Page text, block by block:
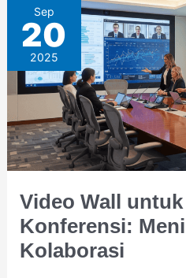
Sep
20
2025
Video Wall
Konferensi:
Kolaborasi
Video
Wall
untuk
Ruang
Konferensi:
Meningkatkan
Kolaborasi